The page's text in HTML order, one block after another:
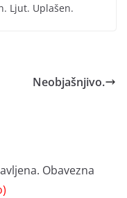
Ljut. Uplašen.
Neobjašnjivo.
Obavezna